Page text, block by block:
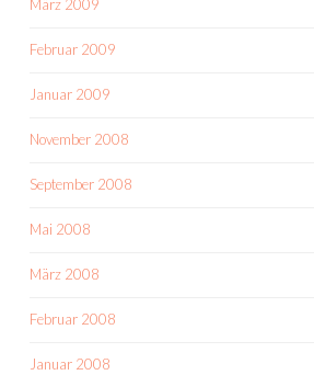
März 2009
Februar 2009
Januar 2009
November 2008
September 2008
Mai 2008
März 2008
Februar 2008
Januar 2008